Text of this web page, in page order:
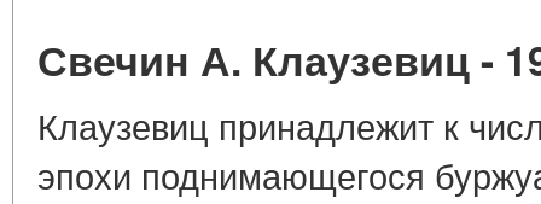
Свечин А. Клаузевиц -
Клаузевиц принадлежит к
эпохи поднимающегося